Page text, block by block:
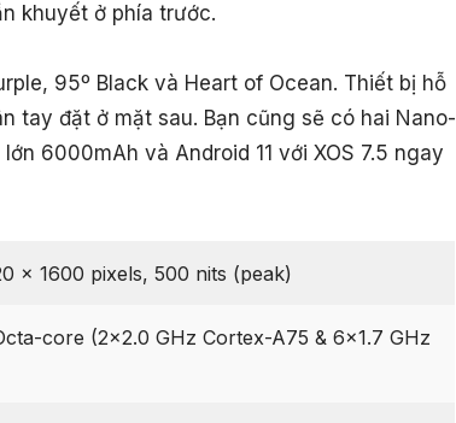
khuyết ở phía trước.
95º Black và Heart of Ocean. Thiết bị hỗ
tay đặt ở mặt sau. Bạn cũng sẽ có hai Nano-
6000mAh và Android 11 với XOS 7.5 ngay
x 1600 pixels, 500 nits (peak)
core (2×2.0 GHz Cortex-A75 & 6×1.7 GHz